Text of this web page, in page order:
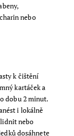
nebo
k čištění
kartáček a
dobu 2 minut.
i lokálně
nebo
dosáhnete